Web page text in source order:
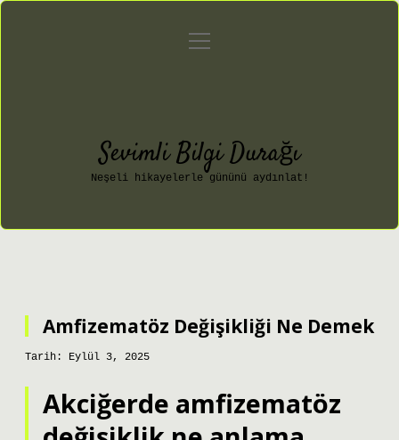
Gizlilik Politikası
menüyü
Sevimli Bilgi Durağı
Neşeli hikayelerle gününü aydınlat!
Amfizematöz Değişikliği Ne Demek
Tarih: Eylül 3, 2025
Akciğerde amfizematöz